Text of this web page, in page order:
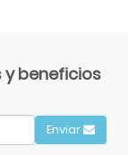
y beneficios
Enviar